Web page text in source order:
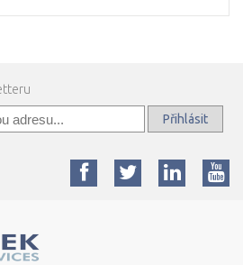
Přihlásit